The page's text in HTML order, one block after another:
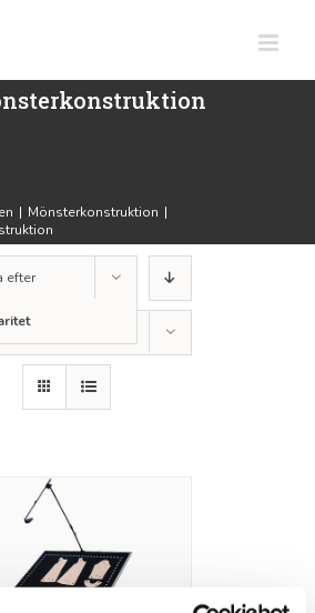
| Mönsterkonstruktion |
efter